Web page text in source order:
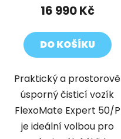
16 990 Kč
DO KOŠÍKU
Praktický a prostorově
úsporný čisticí vozík
FlexoMate Expert 50/P
je ideální volbou pro